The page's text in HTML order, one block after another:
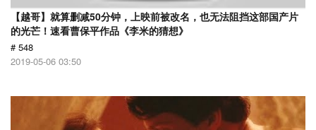
【越哥】就算删减50分钟，上映前被改名，也无法阻挡这部国产片
的光芒！速看曹保平作品《李米的猜想》
# 548
2019-05-06 03:50